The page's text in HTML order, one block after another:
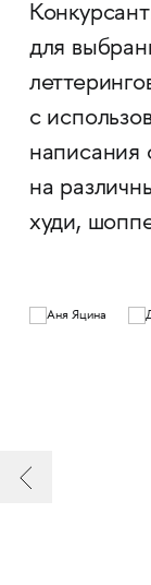
для
с
написания
на
худи,